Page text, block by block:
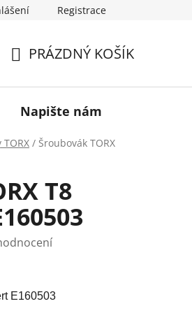
značky TONARegistrace
KOŠÍK
PRÁZDNÝ KOŠÍK
Napište nám
/ Šroubovák TORX
T8
E160503